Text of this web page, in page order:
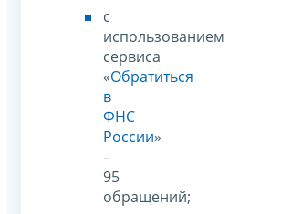
с
использованием
сервиса
«Обратиться
в
ФНС
России»
–
95
обращений;